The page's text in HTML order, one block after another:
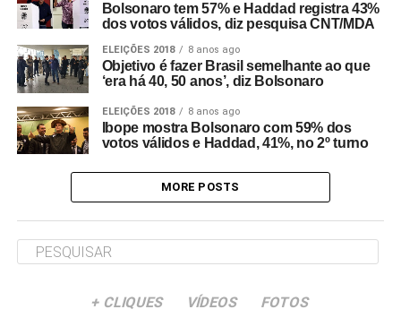
Bolsonaro tem 57% e Haddad registra 43%
dos votos válidos, diz pesquisa CNT/MDA
ELEIÇÕES 2018 8 anos ago
Objetivo é fazer Brasil semelhante ao que
‘era há 40, 50 anos’, diz Bolsonaro
ELEIÇÕES 2018 8 anos ago
Ibope mostra Bolsonaro com 59% dos
votos válidos e Haddad, 41%, no 2º turno
MORE POSTS
+ CLIQUES VÍDEOS FOTOS